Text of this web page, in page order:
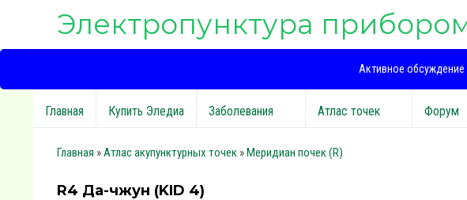
Электропунктура
Активное обсуждение
Главная Купить Эледиа Заболевания Атлас точек Форум
Главная »Атлас акупунктурных точек »Меридиан почек (R)
R4 Да-чжун (KID 4)